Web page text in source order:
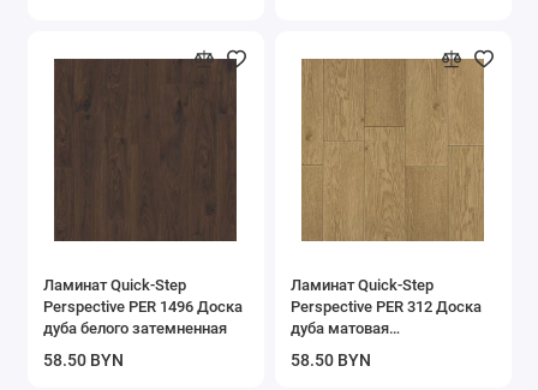
Ламинат Quick-Step
Perspective PER 1496 Доска
дуба белого затемненная
58.50 BYN
Ламинат Quick-Step
Perspective PER 312 Доска
дуба матовая
58.50 BYN